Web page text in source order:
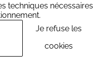
techniques nécessaires
Je refuse les
cookies